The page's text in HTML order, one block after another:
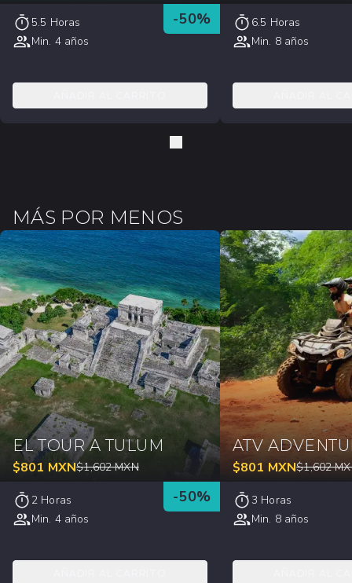
-50%
5.5 Horas
Min. 4 años
6.5 Horas
Min. 8 años
MÁS POR MENOS
EL TOUR A TULUM
$801 MXN$1,602 MXN
-50%
2 Horas
Min. 4 años
ATV
$801 MXN$1,602
3 Horas
Min. 8 años